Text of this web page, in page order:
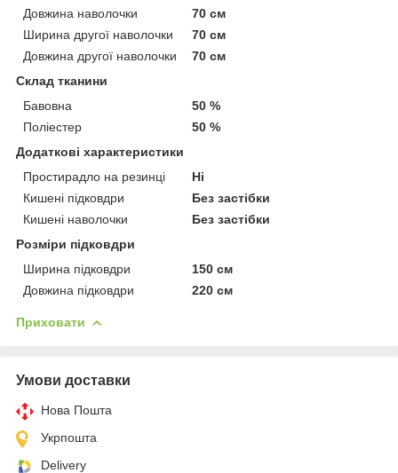
Довжина наволочки
70 см
Ширина другої наволочки
70 см
Довжина другої наволочки
70 см
Склад тканини
Бавовна
50 %
Поліестер
50 %
Додаткові характеристики
Простирадло на резинці
Ні
Кишені підковдри
Без застібки
Кишені наволочки
Без застібки
Розміри підковдри
Ширина підковдри
150 см
Довжина підковдри
220 см
Приховати
Умови доставки
Нова Пошта
Укрпошта
Delivery